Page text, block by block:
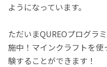
ようになっています。
ただいまQUREOプログラ
施中！マインクラフトを
験することができます！